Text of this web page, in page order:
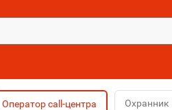
Оператор call-центра Охранник